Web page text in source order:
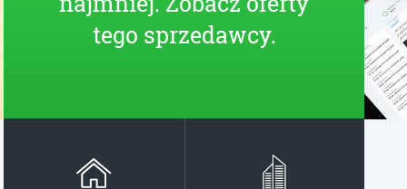
tego sprzedawcy.